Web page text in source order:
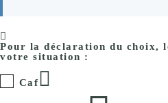
Pour la déclaration du choix,
votre situation :
Caf